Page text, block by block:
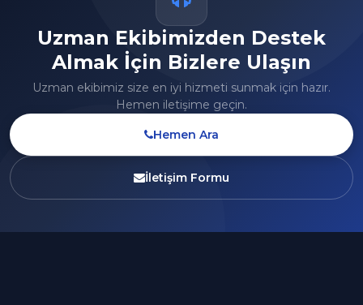
Uzman Ekibimizden Destek
Almak İçin Bizlere Ulaşın
Uzman ekibimiz size en iyi hizmeti sunmak için hazır.
Hemen iletişime geçin.
Hemen Ara
İletişim Formu